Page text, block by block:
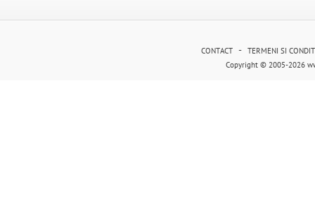
CONTACT - TERMENI SI
Copyright © 2005-2026